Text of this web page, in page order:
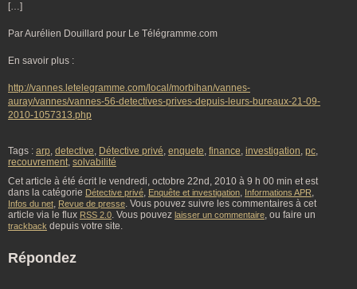
[…]
Par Aurélien Douillard pour Le Télégramme.com
En savoir plus :
http://vannes.letelegramme.com/local/morbihan/vannes-
auray/vannes/vannes-56-detectives-prives-depuis-leurs-bureaux-21-09-
2010-1057313.php
Tags : arp, detective, Détective privé, enquete, finance, investigation, pc,
recouvrement, solvabilité
Cet article à été écrit le vendredi, octobre 22nd, 2010 à 9 h 00 min et est
dans la catégorie Détective privé, Enquête et investigation, Informations APR,
Infos du net, Revue de presse. Vous pouvez suivre les commentaires à cet
article via le flux RSS 2.0. Vous pouvez laisser un commentaire, ou faire un
trackback depuis votre site.
Répondez